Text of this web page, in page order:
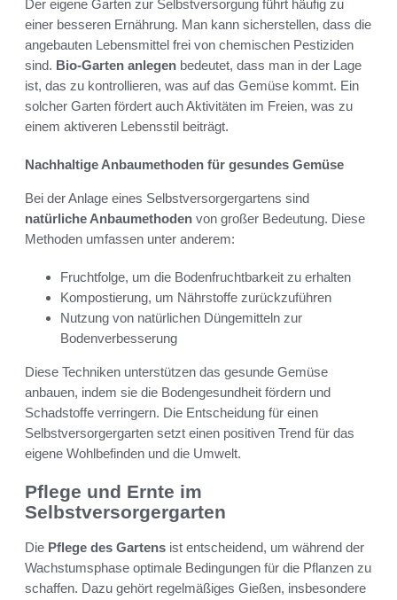
Der eigene Garten zur Selbstversorgung führt häufig zu
einer besseren Ernährung. Man kann sicherstellen, dass die
angebauten Lebensmittel frei von chemischen Pestiziden
sind. Bio-Garten anlegen bedeutet, dass man in der Lage
ist, das zu kontrollieren, was auf das Gemüse kommt. Ein
solcher Garten fördert auch Aktivitäten im Freien, was zu
einem aktiveren Lebensstil beiträgt.
Nachhaltige Anbaumethoden für gesundes Gemüse
Bei der Anlage eines Selbstversorgergartens sind
natürliche Anbaumethoden von großer Bedeutung. Diese
Methoden umfassen unter anderem:
Fruchtfolge, um die Bodenfruchtbarkeit zu erhalten
Kompostierung, um Nährstoffe zurückzuführen
Nutzung von natürlichen Düngemitteln zur
Bodenverbesserung
Diese Techniken unterstützen das gesunde Gemüse
anbauen, indem sie die Bodengesundheit fördern und
Schadstoffe verringern. Die Entscheidung für einen
Selbstversorgergarten setzt einen positiven Trend für das
eigene Wohlbefinden und die Umwelt.
Pflege und Ernte im
Selbstversorgergarten
Die Pflege des Gartens ist entscheidend, um während der
Wachstumsphase optimale Bedingungen für die Pflanzen zu
schaffen. Dazu gehört regelmäßiges Gießen, insbesondere